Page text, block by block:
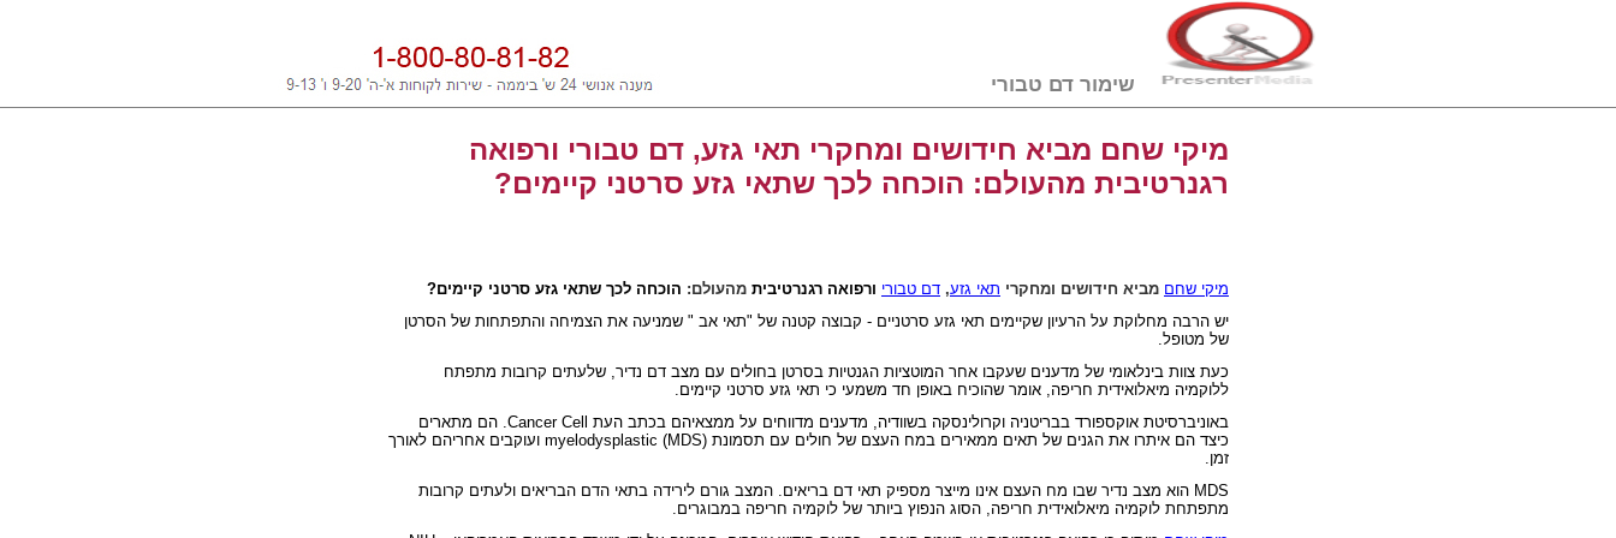
מיקי שחם מביא חידושים ומחקרי תאי גזע, דם טבורי ורפואה
רגנרטיבית מהעולם: הוכחה לכך שתאי גזע סרטני קיימים?
מיקי שחם מביא חידושים ומחקרי תאי גזע, דם טבורי ורפואה רגנרטיבית מהעולם: הוכחה לכך שתאי גזע סרטני קיימים?
יש הרבה מחלוקת על הרעיון שקיימים תאי גזע סרטניים - קבוצה קטנה של "תאי אב " שמניעה את הצמיחה והתפתחות של הסרטן
של מטופל.
כעת צוות בינלאומי של מדענים שעקבו אחר המוטציות הגנטיות בסרטן בחולים עם מצב דם נדיר, שלעתים קרובות מתפתח
ללוקמיה מיאלואידית חריפה, אומר שהוכיח באופן חד משמעי כי תאי גזע סרטני קיימים.
באוניברסיטת אוקספורד בבריטניה וקרולינסקה בשוודיה, מדענים מדווחים על ממצאיהם בכתב העת
Cancer Cell . הם מתארים
כיצד הם איתרו את הגנים של תאים ממאירים במח העצם של חולים עם תסמונת myelodysplastic (MDS) ועוקבים אחריהם לאורך
זמן.
MDS הוא מצב נדיר שבו מח העצם אינו מייצר מספיק תאי דם בריאים. המצב גורם לירידה בתאי הדם הבריאים ולעתים קרובות
מתפתחת לוקמיה מיאלואידית חריפה, הסוג הנפוץ ביותר של לוקמיה חריפה במבוגרים.